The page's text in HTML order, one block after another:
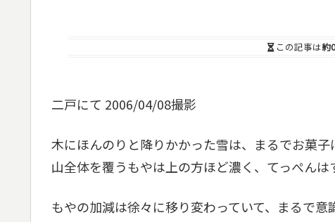
この記事は約
二戸にて 2006/04/08撮影
木にほんのりと降りかかった雪は、まるでお菓子
山全体を覆うもやは上の方ほど濃く、てっぺんは
もやの加減は徐々に移り変わっていて、まるで